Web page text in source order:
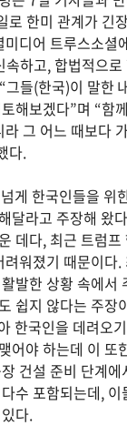
로 한미 관계가 긴
디어 트루스소셜
속하고, 합법적으
그들(한국)이 말한
해보겠다”며 “함
그 어느 때보다
다.
게 한국인들을 위
달라고 주장해 왔
데다, 최근 트럼
워졌기 때문이다
발한 상황 속에서
쉽지 않다는 주장
한국인을 데려오
어야 하는데 이 또
건설 준비 단계
수 포함되는데, 이
다.